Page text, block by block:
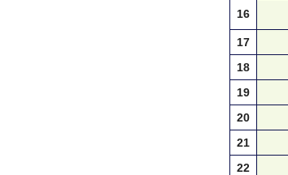
16
17
18
19
20
21
22